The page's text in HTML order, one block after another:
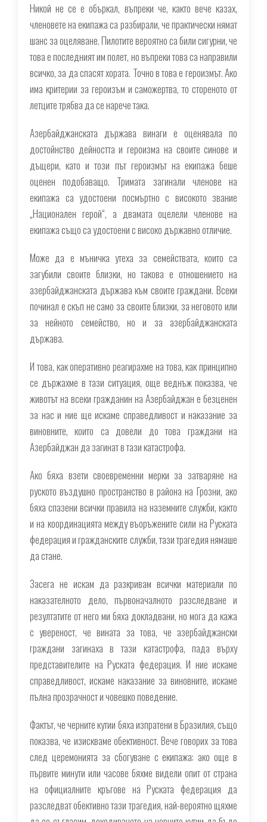
Никой не се е объркал, въпреки че, както вече казах,
членовете на екипажа са разбирали, че практически нямат
шанс за оцеляване. Пилотите вероятно са били сигурни, че
това е последният им полет, но въпреки това са направили
всичко, за да спасят хората. Точно в това е героизмът. Ако
има критерии за героизъм и саможертва, то стореното от
летците трябва да се нарече така.
Азербайджанската държава винаги е оценявала по
достойнство дейността и героизма на своите синове и
дъщери, като и този път героизмът на екипажа беше
оценен подобаващо. Тримата загинали членове на
екипажа са удостоени посмъртно с високото звание
„Национален герой“, а двамата оцелели членове на
екипажа също са удостоени с високо държавно отличие.
Може да е мъничка утеха за семействата, които са
загубили своите близки, но такова е отношението на
азербайджанската държава към своите граждани. Всеки
починал е скъп не само за своите близки, за неговото или
за нейното семейство, но и за азербайджанската
държава.
И това, как оперативно реагирахме на това, как принципно
се държахме в тази ситуация, още веднъж показва, че
животът на всеки гражданин на Азербайджан е безценен
за нас и ние ще искаме справедливост и наказание за
виновните, които са довели до това граждани на
Азербайджан да загинат в тази катастрофа.
Ако бяха взети своевременни мерки за затваряне на
руското въздушно пространство в района на Грозни, ако
бяха спазени всички правила на наземните служби, както
и на координацията между въоръжените сили на Руската
федерация и гражданските служби, тази трагедия нямаше
да стане.
Засега не искам да разкривам всички материали по
наказателното дело, първоначалното разследване и
резултатите от него ми бяха докладвани, но мога да кажа
с увереност, че вината за това, че азербайджански
граждани загинаха в тази катастрофа, пада върху
представителите на Руската федерация. И ние искаме
справедливост, искаме наказание за виновните, искаме
пълна прозрачност и човешко поведение.
Фактът, че черните кутии бяха изпратени в Бразилия, също
показва, че изискваме обективност. Вече говорих за това
след церемонията за сбогуване с екипажа: ако още в
първите минути или часове бяхме видели опит от страна
на официалните кръгове на Руската федерация да
разследват обективно тази трагедия, най-вероятно щяхме